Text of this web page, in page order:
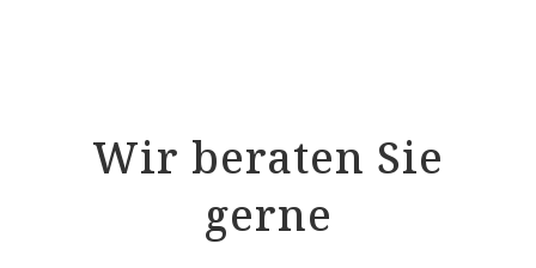
Wir beraten Sie
gerne